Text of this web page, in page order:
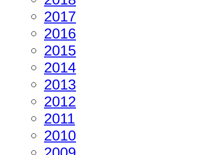
2017
2016
2015
2014
2013
2012
2011
2010